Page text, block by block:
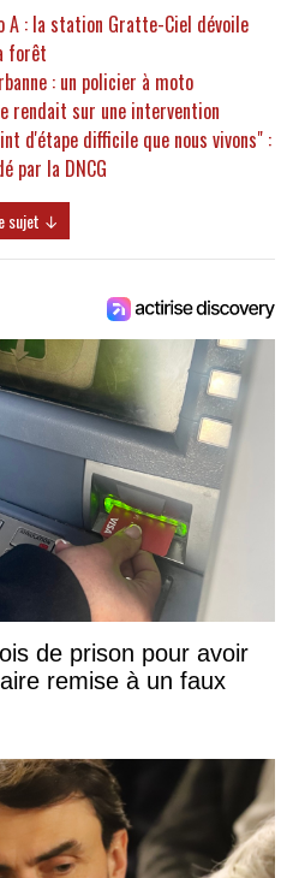
A : la station Gratte-Ciel dévoile
forêt
: un policier à moto
rendait sur une intervention
d'étape difficile que nous vivons" :
par la DNCG
sujet ↓
de prison pour avoir
remise à un faux